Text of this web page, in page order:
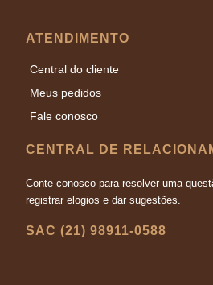
ATENDIMENTO
Central do cliente
Meus pedidos
Fale conosco
CENTRAL DE
Conte conosco para resolver uma
registrar elogios e dar sugestões.
SAC (21) 98911-0588